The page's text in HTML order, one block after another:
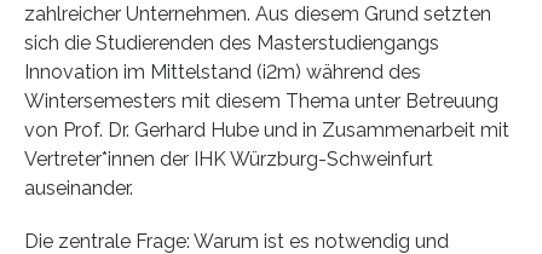
zahlreicher Unternehmen. Aus diesem Grund setzten
sich die Studierenden des Masterstudiengangs
Innovation im Mittelstand (i2m) während des
Wintersemesters mit diesem Thema unter Betreuung
von Prof. Dr. Gerhard Hube und in Zusammenarbeit mit
Vertreter*innen der IHK Würzburg-Schweinfurt
auseinander.
Die zentrale Frage: Warum ist es notwendig und